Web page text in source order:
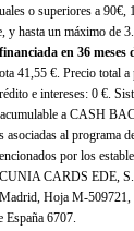
o superiores a
y hasta un máximo de
en 36 meses
41,55 €. Precio total a
e intereses: 0 €.
a CASH
asociadas al
por los
CARDS EDE,
Hoja M-
España 6707.